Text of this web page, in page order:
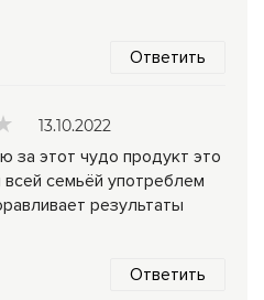
Ответить
13.10.2022
за этот чудо продукт это
семьёй употреблем
результаты
Ответить